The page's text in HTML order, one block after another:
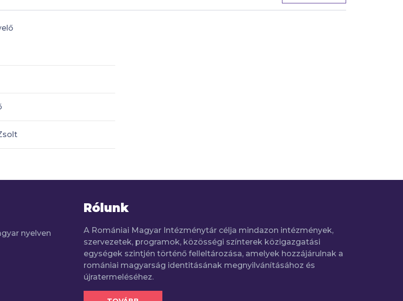
nyelven
Rólunk
A Romániai Magyar Intézménytár célja mindazon intézmények,
szervezetek, programok, közösségi színterek közigazgatási
egységek szintjén történő felleltározása, amelyek hozzájárulnak a
romániai magyarság identitásának megnyilvánításához és
újratermeléséhez.